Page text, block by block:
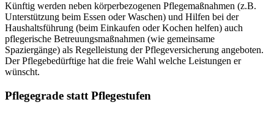
Künftig werden neben körperbezogenen Pflegemaßnahmen (z.B.
Unterstützung beim Essen oder Waschen) und Hilfen bei der
Haushaltsführung (beim Einkaufen oder Kochen helfen) auch
pflegerische Betreuungsmaßnahmen (wie gemeinsame
Spaziergänge) als Regelleistung der Pflegeversicherung angeboten.
Der Pflegebedürftige hat die freie Wahl welche Leistungen er
wünscht.
Pflegegrade statt Pflegestufen